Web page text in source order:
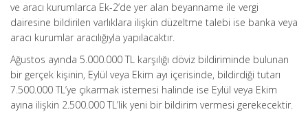
ve aracı kurumlarca Ek-2’de yer alan beyanname ile vergi
dairesine bildirilen varlıklara ilişkin düzeltme talebi ise banka veya
aracı kurumlar aracılığıyla yapılacaktır.
Ağustos ayında 5.000.000 TL karşılığı döviz bildiriminde bulunan
bir gerçek kişinin, Eylül veya Ekim ayı içerisinde, bildirdiği tutarı
7.500.000 TL’ye çıkarmak istemesi halinde ise Eylül veya Ekim
ayına ilişkin 2.500.000 TL’lik yeni bir bildirim vermesi gerekecektir.